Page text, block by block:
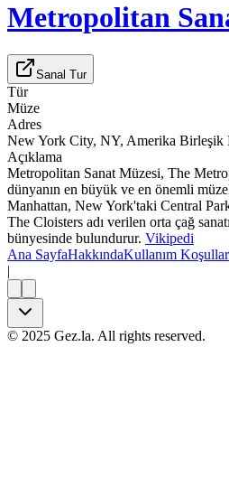
Metropolitan
Sanal Tur
Tür
Müze
Adres
New York City, NY, Amerika Birleşik
Açıklama
Metropolitan Sanat Müzesi, The
dünyanın en büyük ve en önemli
Manhattan, New York'taki Central
The Cloisters adı verilen orta çağ
bünyesinde bulundurur. Vikipedi
Ana SayfaHakkındaKullanım
|
© 2025 Gez.la. All rights reserved.